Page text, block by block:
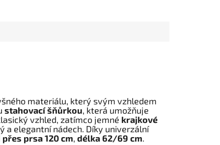
materiálu, který svým vzhledem
stahovací šňůrkou, která umožňuje
vzhled, zatímco jemné krajkové
a elegantní nádech. Díky univerzální
prsa 120 cm, délka 62/69 cm.